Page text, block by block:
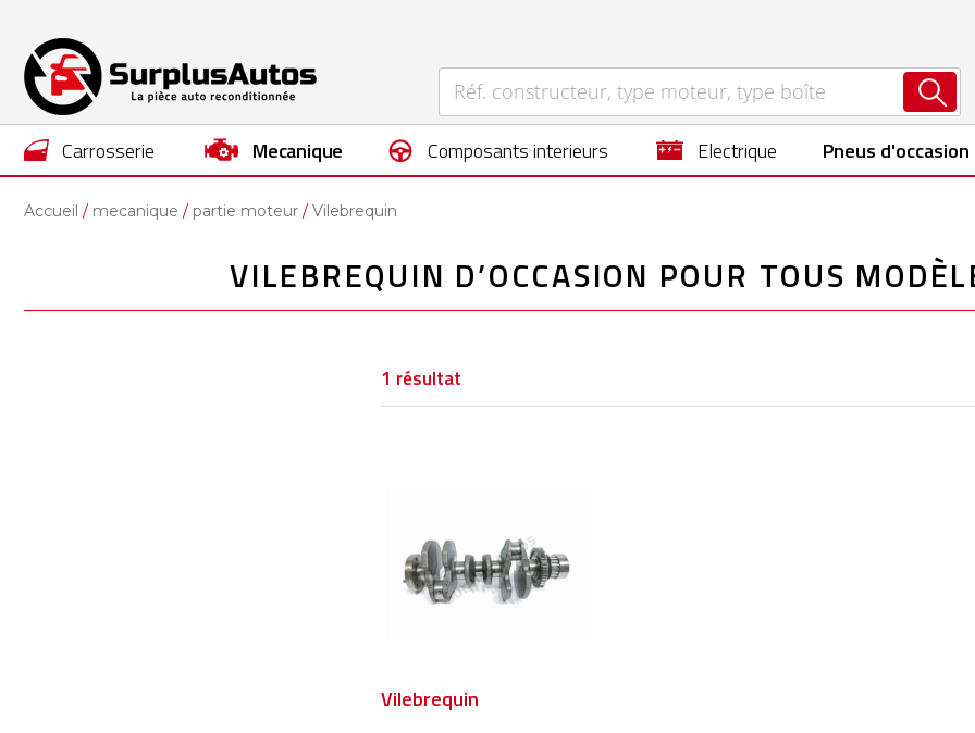
carrosserie mecanique composants interieurs electrique Pneus d'occasion
Accueil mecanique partie moteur Vilebrequin
VILEBREQUIN D’OCCASION POUR TOUS
1 résultat
Vilebrequin